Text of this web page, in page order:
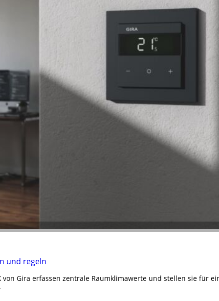
und regeln
von Gira erfassen zentrale Raumklimawerte und stellen sie für